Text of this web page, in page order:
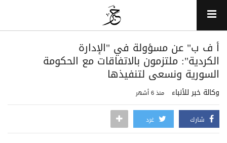
‏أ ف ب" عن مسؤولة في "الإدارة
الكردية": ملتزمون بالاتفاقات مع الحكومة
السورية ونسعى لتنفيذها
وكالة خبر للأنباء منذ 6 أشهر
شارك غرد